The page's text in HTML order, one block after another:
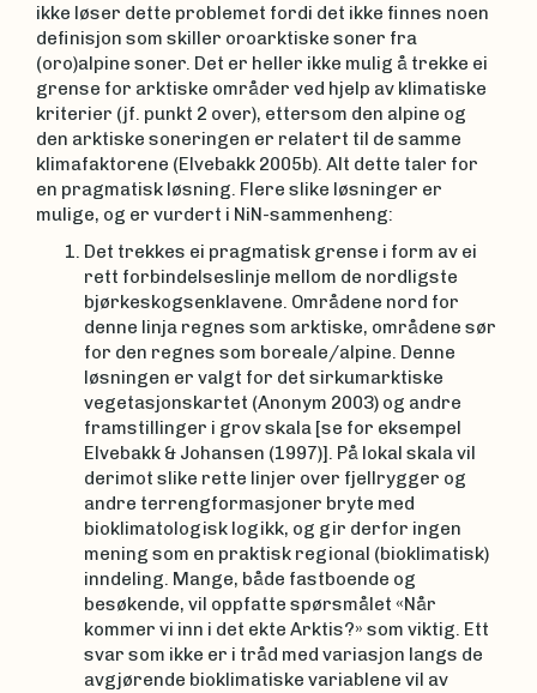
ikke løser dette problemet fordi det ikke finnes noen
definisjon som skiller oroarktiske soner fra
(oro)alpine soner. Det er heller ikke mulig å trekke ei
grense for arktiske områder ved hjelp av klimatiske
kriterier (jf. punkt 2 over), ettersom den alpine og
den arktiske soneringen er relatert til de samme
klimafaktorene (Elvebakk 2005b). Alt dette taler for
en pragmatisk løsning. Flere slike løsninger er
mulige, og er vurdert i NiN-sammenheng:
Det trekkes ei pragmatisk grense i form av ei
rett forbindelseslinje mellom de nordligste
bjørkeskogsenklavene. Områdene nord for
denne linja regnes som arktiske, områdene sør
for den regnes som boreale/alpine. Denne
løsningen er valgt for det sirkumarktiske
vegetasjonskartet (Anonym 2003) og andre
framstillinger i grov skala [se for eksempel
Elvebakk & Johansen (1997)]. På lokal skala vil
derimot slike rette linjer over fjellrygger og
andre terrengformasjoner bryte med
bioklimatologisk logikk, og gir derfor ingen
mening som en praktisk regional (bioklimatisk)
inndeling. Mange, både fastboende og
besøkende, vil oppfatte spørsmålet «Når
kommer vi inn i det ekte Arktis?» som viktig. Ett
svar som ikke er i tråd med variasjon langs de
avgjørende bioklimatiske variablene vil av